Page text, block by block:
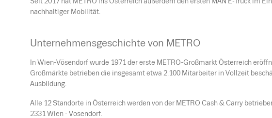
nachhaltiger Mobilität.
Unternehmensgeschichte von METRO
In Wien-Vösendorf wurde 1971 der erste METRO-Großmarkt Österreich
Großmärkte betrieben die insgesamt etwa 2.100 Mitarbeiter in Vollzeit
Ausbildung.
Alle 12 Standorte in Österreich werden von der METRO Cash & Carry
2331 Wien - Vösendorf.